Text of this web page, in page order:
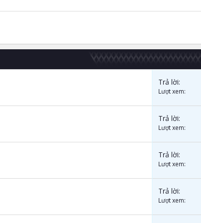
Trả lời
Lượt xem
Trả lời
Lượt xem
Trả lời
Lượt xem
Trả lời
Lượt xem